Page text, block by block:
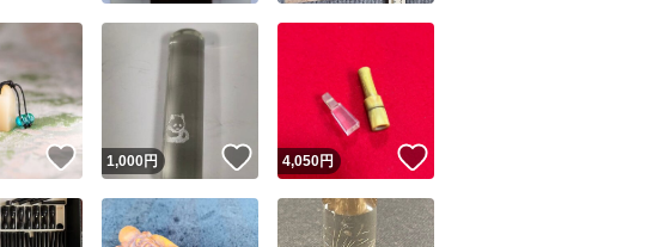
いいね！
1,000円 いいね！
4,050円